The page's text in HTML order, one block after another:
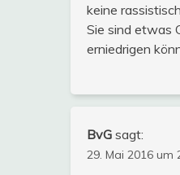
keine
Sie sind etwas
erniedrigen
BvG sagt:
29. Mai 2016 um